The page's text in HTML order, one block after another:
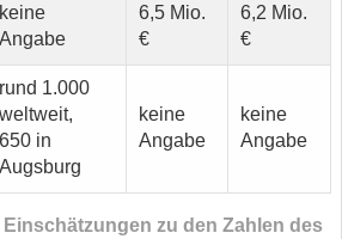
keine
Angabe
6,5 Mio.
€
6,2 Mio.
€
rund 1.000
weltweit,
650 in
Augsburg
keine
Angabe
keine
Angabe
zu den Zahlen des